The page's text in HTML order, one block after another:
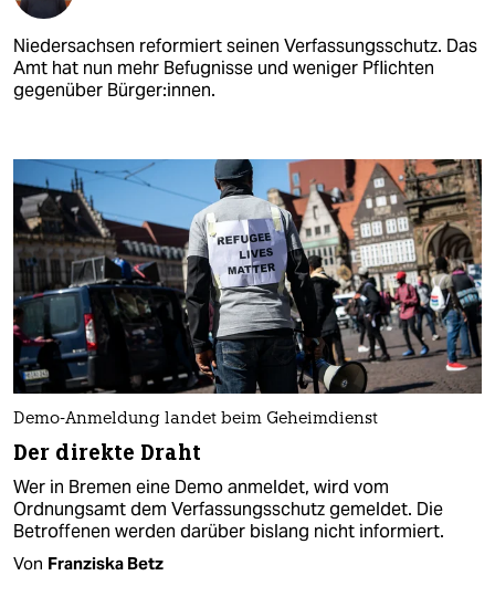
Niedersachsen reformiert seinen Verfassungsschutz. Das
Amt hat nun mehr Befugnisse und weniger Pflichten
gegenüber Bürger:innen.
Demo-Anmeldung landet beim Geheimdienst
Der direkte Draht
Wer in Bremen eine Demo anmeldet, wird vom
Ordnungsamt dem Verfassungsschutz gemeldet. Die
Betroffenen werden darüber bislang nicht informiert.
Von Franziska Betz